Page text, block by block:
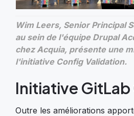
Wim Leers, Senior Principal
au sein de l'équipe Drupal
chez Acquia, présente une
l'initiative Config Validation.
Initiative GitLab
Outre les améliorations